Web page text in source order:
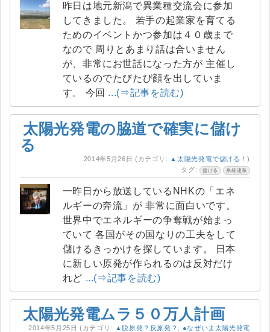
昨日は地元新潟で異業種交流会に参加
してきました。 若手の起業家を育てる
ためのイベントかつ参加は４０歳まで
なので 周りとあまり話は合いません
が、非常にお世話になった方が 主催し
ているのでたびたび顔を出していま
す。 今回 ...(⇒記事を読む)
太陽光発電の脇道で確実に儲け
る
2014年5月26日 (カテゴリ: ▲太陽光発電で儲ける！)
タグ:
儲ける 系統連系
一昨日から放送しているNHKの「エネ
ルギーの奔流」が 非常に面白いです。
世界中でエネルギーの争奪戦が始まっ
ていて 各国がその国なりの工夫をして
儲けるきっかけを探しています。 日本
に新しい原発が作られるのは反対だけ
れど ...(⇒記事を読む)
太陽光発電ムラ５０万人計画
2014年5月25日 (カテゴリ: ▲脱原発？反原発？
●なぜいま太陽光発電